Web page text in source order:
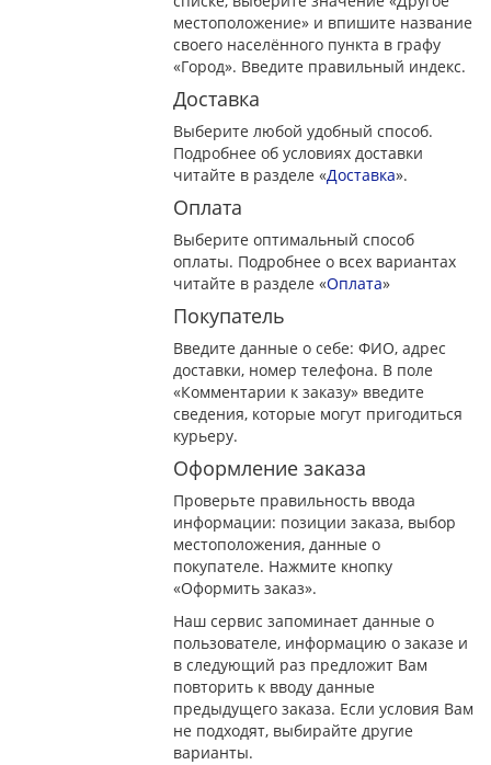
местоположение» и впишите название
своего населённого пункта в графу
«Город». Введите правильный индекс.
Доставка
Выберите любой удобный способ.
Подробнее об условиях доставки
читайте в разделе «Доставка».
Оплата
Выберите оптимальный способ
оплаты. Подробнее о всех вариантах
читайте в разделе «Оплата»
Покупатель
Введите данные о себе: ФИО, адрес
доставки, номер телефона. В поле
«Комментарии к заказу» введите
сведения, которые могут пригодиться
курьеру.
Оформление заказа
Проверьте правильность ввода
информации: позиции заказа, выбор
местоположения, данные о
покупателе. Нажмите кнопку
«Оформить заказ».
Наш сервис запоминает данные о
пользователе, информацию о заказе и
в следующий раз предложит Вам
повторить к вводу данные
предыдущего заказа. Если условия Вам
не подходят, выбирайте другие
варианты.